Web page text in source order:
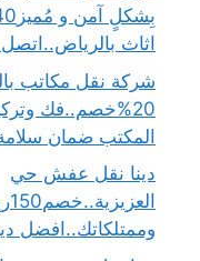
اثاث بالرياض..اتصل
شركة نقل مكاتب
20%خصم..فك
المكتب ضمان
دينا نقل عفش حي
وممتلكاتك..افضل